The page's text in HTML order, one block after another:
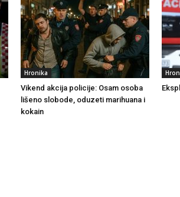
Hronika
Vikend akcija policije: Osam osoba
lišeno slobode, oduzeti marihuana i
kokain